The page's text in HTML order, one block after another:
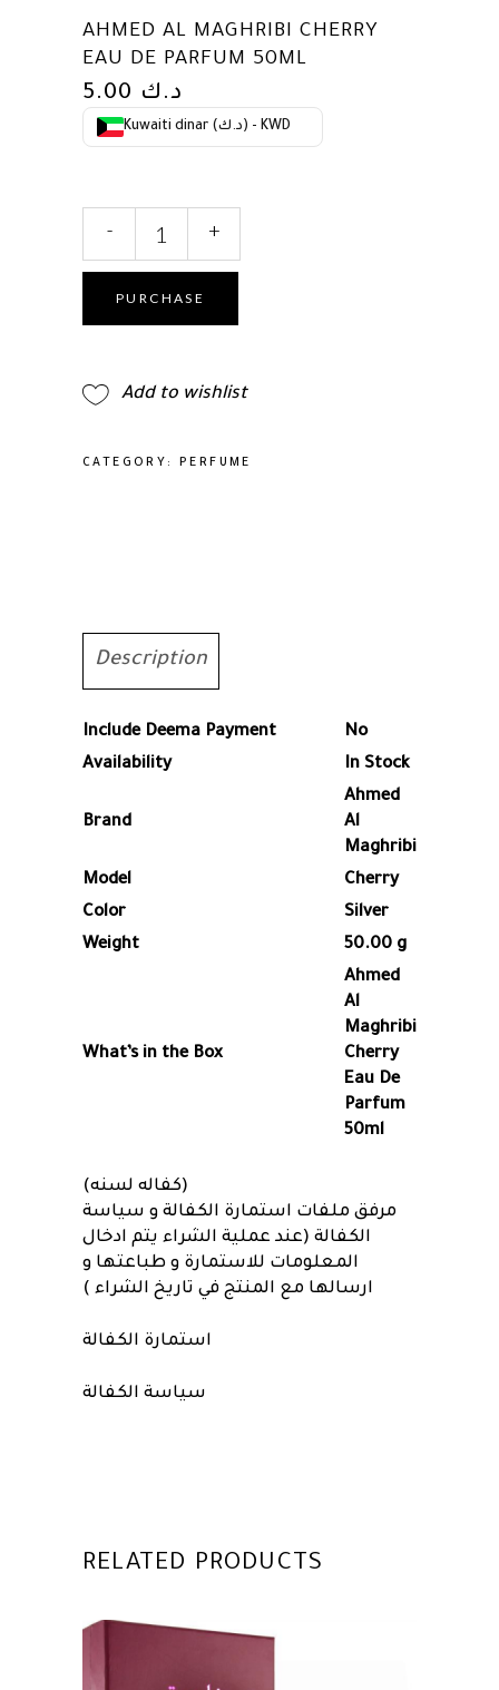
AHMED AL MAGHRIBI CHERRY
EAU DE PARFUM 50ML
د.ك
Kuwaiti dinar (د.ك) - KWD
Maghribi
Cherry
Eau
50ml
- +
PURCHASE
Add to wishlist
CATEGORY:PERFUME
Description
Include Deema Payment
No
Availability
In Stock
Brand
Ahmed
Al
Maghribi
Model
Cherry
Color
Silver
Weight
50.00 g
What’s in the Box
Ahmed
Al
Maghribi
Cherry
Eau De
Parfum
50ml
(كفاله لسنه)
مرفق ملفات استمارة الكفالة و سياسة
الكفالة (عند عملية الشراء يتم ادخال
المعلومات للاستمارة و طباعتها و
ارسالها مع المنتج في تاريخ الشراء )
استمارة الكفالة
سياسة الكفالة
RELATED PRODUCTS